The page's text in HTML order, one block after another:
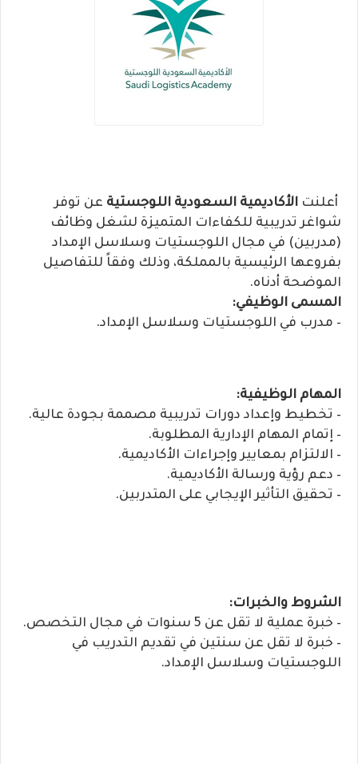
أعلنت الأكاديمية السعودية اللوجستية عن توفر
شواغر تدريبية للكفاءات المتميزة لشغل وظائف
(مدربين) في مجال اللوجستيات وسلاسل الإمداد
بفروعها الرئيسية بالمملكة، وذلك وفقاً للتفاصيل
الموضحة أدناه.
المسمى الوظيفي:
– مدرب في اللوجستيات وسلاسل الإمداد.
المهام الوظيفية:
– تخطيط وإعداد دورات تدريبية مصممة بجودة عالية.
– إتمام المهام الإدارية المطلوبة.
– الالتزام بمعايير وإجراءات الأكاديمية.
– دعم رؤية ورسالة الأكاديمية.
– تحقيق التأثير الإيجابي على المتدربين.
الشروط والخبرات:
– خبرة عملية لا تقل عن 5 سنوات في مجال التخصص.
– خبرة لا تقل عن سنتين في تقديم التدريب في
اللوجستيات وسلاسل الإمداد.